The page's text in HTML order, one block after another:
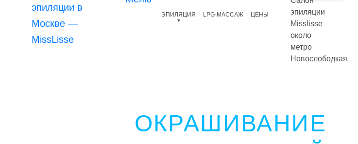
ЭПИЛЯЦИЯ LPG-МАССАЖ ЦЕНЫ
ОКРАШИВАНИЕ